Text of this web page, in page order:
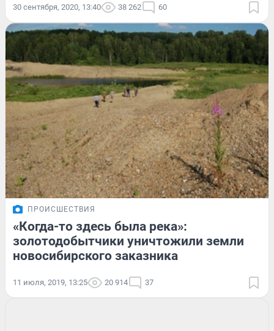
30 сентября, 2020, 13:40 38 262 60
ПРОИСШЕСТВИЯ
«Когда-то здесь была река»:
золотодобытчики уничтожили земли
новосибирского заказника
11 июля, 2019, 13:25 20 914 37